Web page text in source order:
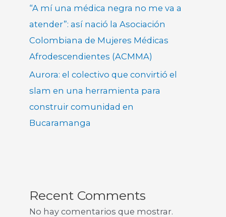
“A mí una médica negra no me va a
atender”: así nació la Asociación
Colombiana de Mujeres Médicas
Afrodescendientes (ACMMA)
Aurora: el colectivo que convirtió el
slam en una herramienta para
construir comunidad en
Bucaramanga
Recent Comments
No hay comentarios que mostrar.